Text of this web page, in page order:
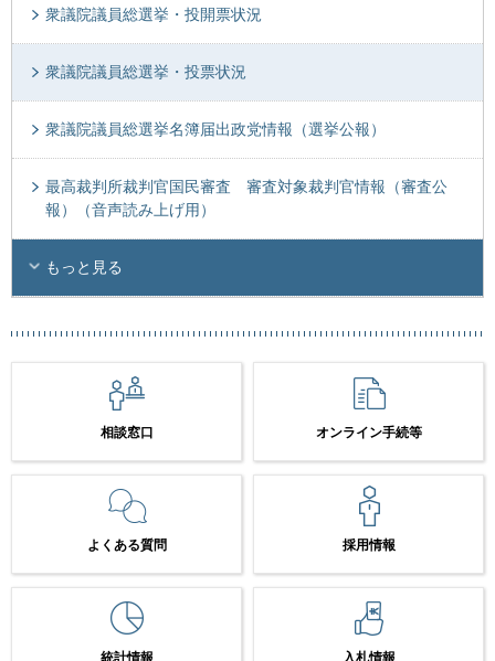
衆議院議員総選挙・投開票状況
衆議院議員総選挙・投票状況
衆議院議員総選挙名簿届出政党情報（選挙公報）
最高裁判所裁判官国民審査 審査対象裁判官情報（審査公
報）（音声読み上げ用）
もっと見る
相談窓口 オンライン手続等
よくある質問 採用情報
統計情報 入札情報